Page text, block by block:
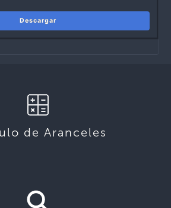
Descargar
de Aranceles